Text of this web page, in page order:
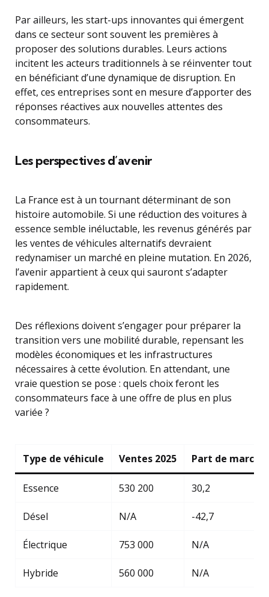
Par ailleurs, les start-ups innovantes qui émergent
dans ce secteur sont souvent les premières à
proposer des solutions durables. Leurs actions
incitent les acteurs traditionnels à se réinventer tout
en bénéficiant d’une dynamique de disruption. En
effet, ces entreprises sont en mesure d’apporter des
réponses réactives aux nouvelles attentes des
consommateurs.
Les perspectives d’avenir
La France est à un tournant déterminant de son
histoire automobile. Si une réduction des voitures à
essence semble inéluctable, les revenus générés par
les ventes de véhicules alternatifs devraient
redynamiser un marché en pleine mutation. En 2026,
l’avenir appartient à ceux qui sauront s’adapter
rapidement.
Des réflexions doivent s’engager pour préparer la
transition vers une mobilité durable, repensant les
modèles économiques et les infrastructures
nécessaires à cette évolution. En attendant, une
vraie question se pose : quels choix feront les
consommateurs face à une offre de plus en plus
variée ?
Type de véhicule Ventes 2025 Part de marché
Essence 530 200 30,2
Désel N/A -42,7
Électrique 753 000 N/A
Hybride 560 000 N/A